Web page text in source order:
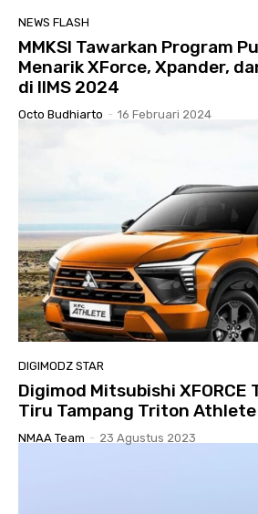
NEWS FLASH
MMKSI Tawarkan Program
Menarik XForce, Xpander,
di IIMS 2024
Octo Budhiarto - 16 Februari 2024
DIGIMODZ STAR
Digimod Mitsubishi XFORCE
Tiru Tampang Triton Athlete
NMAA Team - 23 Agustus 2023